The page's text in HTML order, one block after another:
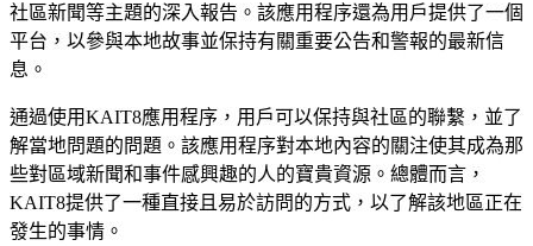
社區新聞等主題的深入報告。該應用程序還為用戶提供了一個
平台，以參與本地故事並保持有關重要公告和警報的最新信
息。
通過使用KAIT8應用程序，用戶可以保持與社區的聯繫，並了
解當地問題的問題。該應用程序對本地內容的關注使其成為那
些對區域新聞和事件感興趣的人的寶貴資源。總體而言，
KAIT8提供了一種直接且易於訪問的方式，以了解該地區正在
發生的事情。